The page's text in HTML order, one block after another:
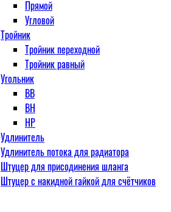
Прямой
Угловой
Тройник
Тройник переходной
Тройник равный
Угольник
ВВ
ВН
НР
Удлинитель
Удлинитель потока для радиатора
Штуцер для присодинения шланга
Штуцер с накидной гайкой для счётчиков